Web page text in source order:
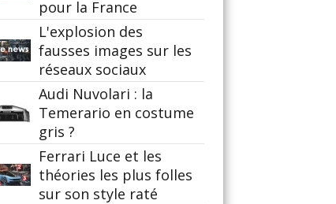
pour la France
L'explosion des
fausses images sur les
réseaux sociaux
Audi Nuvolari : la
Temerario en costume
gris ?
Ferrari Luce et les
théories les plus folles
sur son style raté